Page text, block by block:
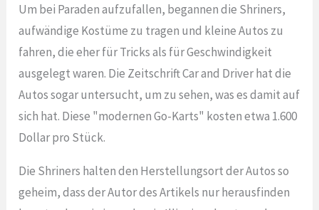
Um bei Paraden aufzufallen, begannen die Shriners,
aufwändige Kostüme zu tragen und kleine Autos zu
fahren, die eher für Tricks als für Geschwindigkeit
ausgelegt waren. Die Zeitschrift Car and Driver hat die
Autos sogar untersucht, um zu sehen, was es damit auf
sich hat. Diese "modernen Go-Karts" kosten etwa 1.600
Dollar pro Stück.
Die Shriners halten den Herstellungsort der Autos so
geheim, dass der Autor des Artikels nur herausfinden